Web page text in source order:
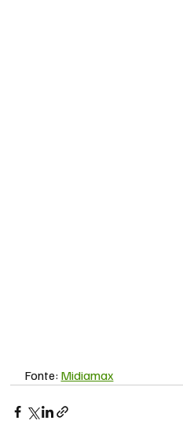
Fonte: Midiamax